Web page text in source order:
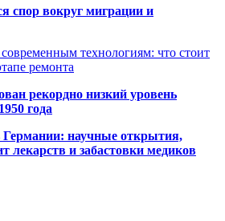
спор вокруг миграции и
технологиям: что стоит
ремонта
рекордно низкий уровень
года
Германии: научные открытия,
лекарств и забастовки медиков